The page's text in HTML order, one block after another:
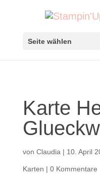
Seite wählen
Karte
von Claudia | 10. April
Karten | 0 Kommentare